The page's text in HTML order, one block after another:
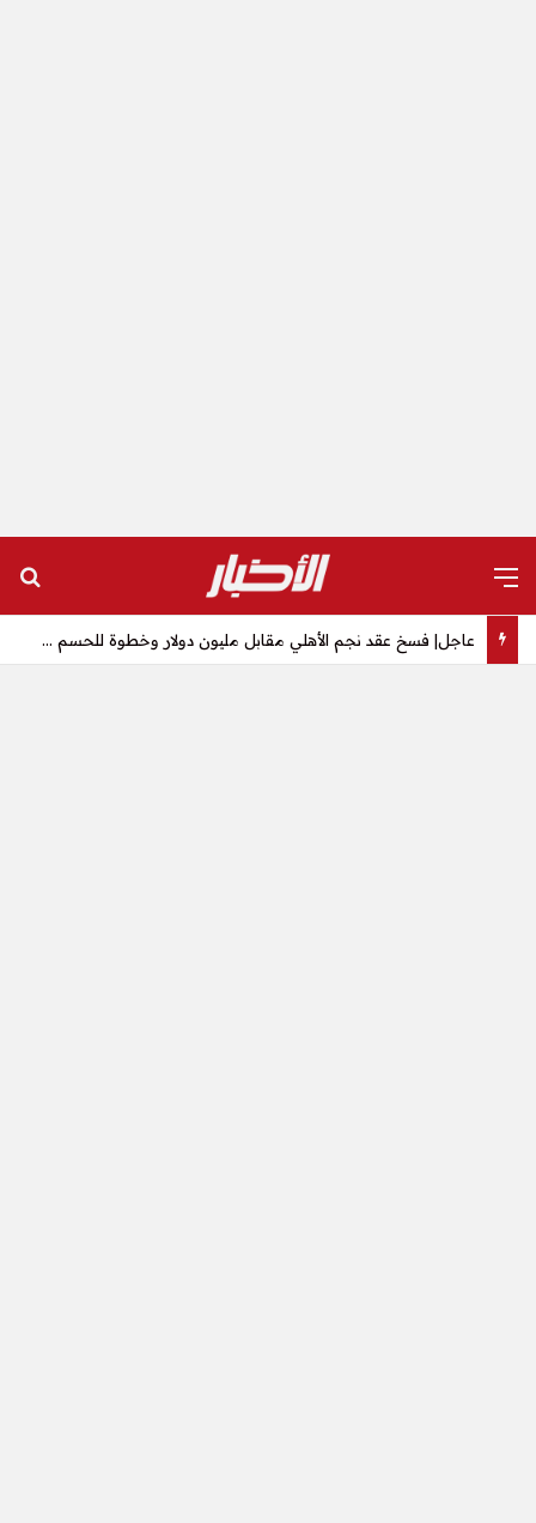
عاجل| فسخ عقد نجم الأهلي مقابل مليون دولار وخطوة للحسم – الأخبار